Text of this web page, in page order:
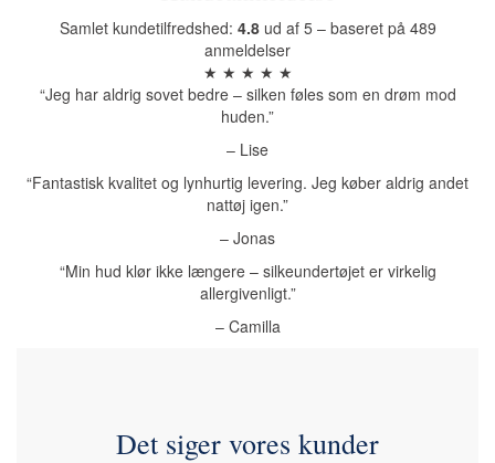
Samlet kundetilfredshed: 4.8ud af 5 – baseret på 489
anmeldelser
★ ★ ★ ★ ★
“Jeg har aldrig sovet bedre – silken føles som en drøm mod
huden.”
– Lise
“Fantastisk kvalitet og lynhurtig levering. Jeg køber aldrig andet
nattøj igen.”
– Jonas
“Min hud klør ikke længere – silkeundertøjet er virkelig
allergivenligt.”
– Camilla
Det siger vores kunder